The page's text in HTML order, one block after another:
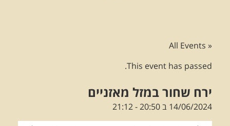
« All Events
This event has passed.
ירח שחור במזל מאזניים
14/06/2024 ב 20:50 -
21:12